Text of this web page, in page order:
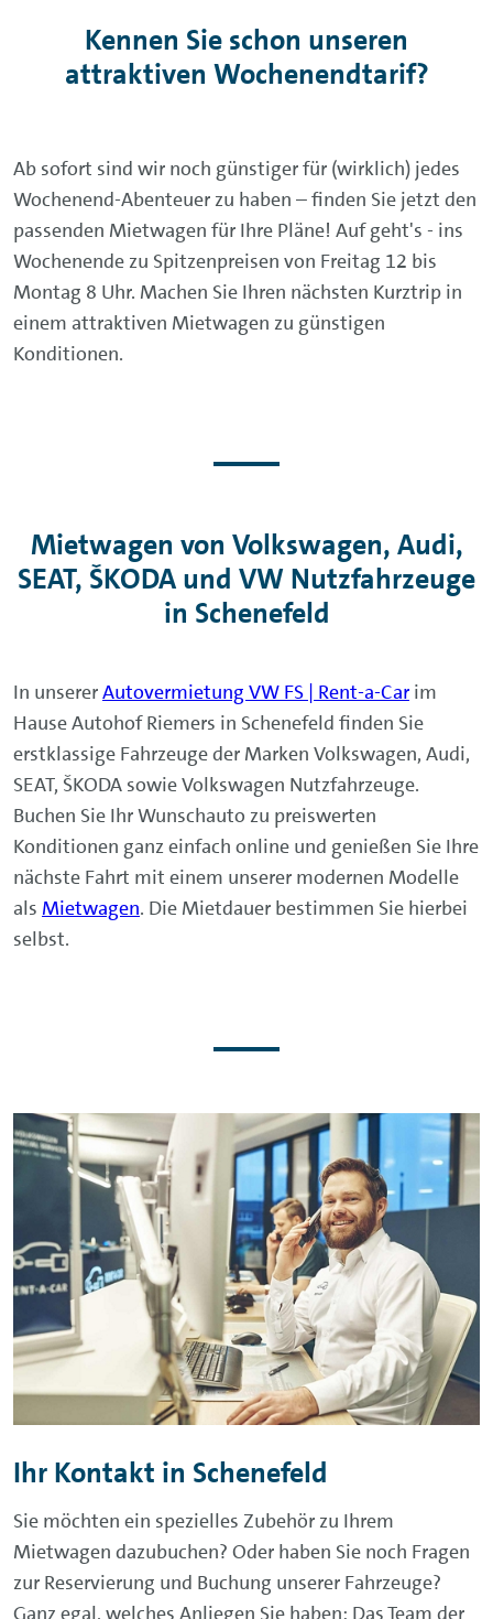
Kennen Sie schon unseren
attraktiven Wochenendtarif?
Ab sofort sind wir noch günstiger für (wirklich) jedes
Wochenend-Abenteuer zu haben – finden Sie jetzt den
passenden Mietwagen für Ihre Pläne! Auf geht's - ins
Wochenende zu Spitzenpreisen von Freitag 12 bis
Montag 8 Uhr. Machen Sie Ihren nächsten Kurztrip in
einem attraktiven Mietwagen zu günstigen
Konditionen.
Mietwagen von Volkswagen, Audi,
SEAT, ŠKODA und VW Nutzfahrzeuge
in Schenefeld
In unsererAutovermietung VW FS | Rent-a-Car im
Hause Autohof Riemers in Schenefeld finden Sie
erstklassige Fahrzeuge der Marken Volkswagen, Audi,
SEAT, ŠKODA sowie Volkswagen Nutzfahrzeuge.
Buchen Sie Ihr Wunschauto zu preiswerten
Konditionen ganz einfach online und genießen Sie Ihre
nächste Fahrt mit einem unserer modernen Modelle
als Mietwagen. Die Mietdauer bestimmen Sie hierbei
selbst.
Ihr Kontakt in Schenefeld
Sie möchten ein spezielles Zubehör zu Ihrem
Mietwagen dazubuchen? Oder haben Sie noch Fragen
zur Reservierung und Buchung unserer Fahrzeuge?
Ganz egal, welches Anliegen Sie haben: Das Team der